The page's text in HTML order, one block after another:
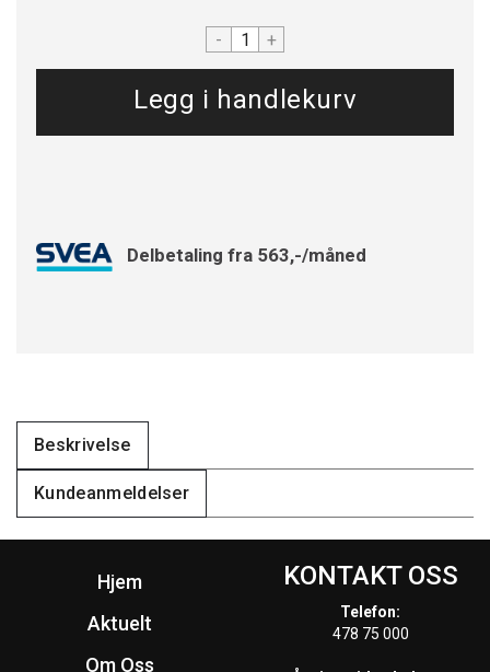
- +
Delbetaling fra 563,-/måned
Beskrivelse
Kundeanmeldelser
Hjem
Aktuelt
Om Oss
KONTAKT OSS
Telefon:
478 75 000